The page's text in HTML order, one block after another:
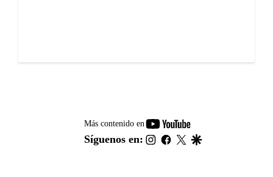
Más contenido en
youtube-
footer
Síguenos en: instagram
facebook
twitter